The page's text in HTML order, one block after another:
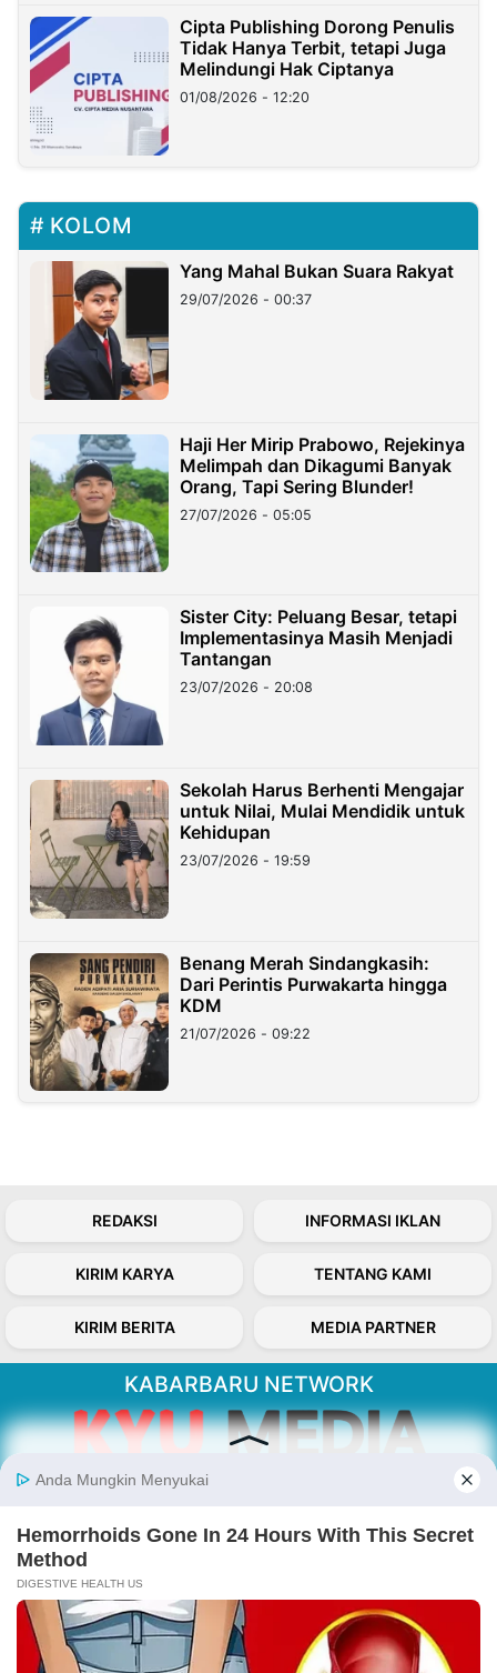
Cipta Publishing Dorong Penulis
Tidak Hanya Terbit, tetapi Juga
Melindungi Hak Ciptanya
01/08/2026 - 12:20
KOLOM
Yang Mahal Bukan Suara Rakyat
29/07/2026 - 00:37
Haji Her Mirip Prabowo, Rejekinya
Melimpah dan Dikagumi Banyak
Orang, Tapi Sering Blunder!
27/07/2026 - 05:05
Sister City: Peluang Besar, tetapi
Implementasinya Masih Menjadi
Tantangan
23/07/2026 - 20:08
Sekolah Harus Berhenti Mengajar
untuk Nilai, Mulai Mendidik untuk
Kehidupan
23/07/2026 - 19:59
Benang Merah Sindangkasih:
Dari Perintis Purwakarta hingga
KDM
21/07/2026 - 09:22
REDAKSI INFORMASI IKLAN
KIRIM KARYA TENTANG KAMI
KIRIM BERITA MEDIA PARTNER
KABARBARU NETWORK
serta terverifikasi dari sumber yang tepat.
Follow Kabarbaru